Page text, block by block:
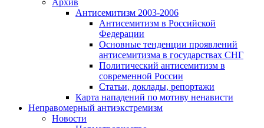
Архив
Антисемитизм 2003-2006
Антисемитизм в Российской
Федерации
Основные тенденции проявлений
антисемитизма в государствах СНГ
Политический антисемитизм в
современной России
Статьи, доклады, репортажи
Карта нападений по мотиву ненависти
Неправомерный антиэкстремизм
Новости